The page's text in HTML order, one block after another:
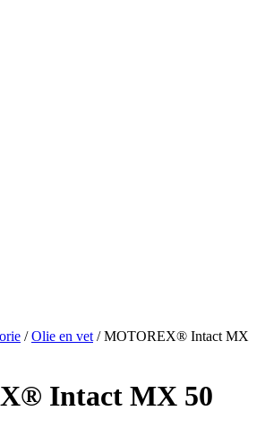
/Olie en vet / MOTOREX® Intact MX
Intact MX 50